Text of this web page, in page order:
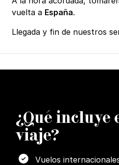
vuelta a España.
Llegada y fin de nuestros
¿Qué incluye
viaje?
Vuelos